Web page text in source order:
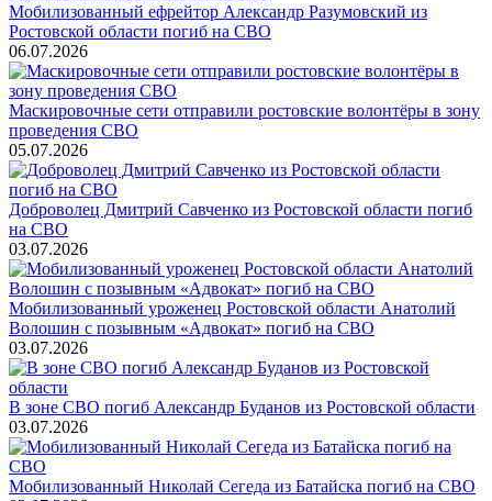
Мобилизованный ефрейтор Александр Разумовский из
Ростовской области погиб на СВО
06.07.2026
Маскировочные сети отправили ростовские волонтёры в зону
проведения СВО
05.07.2026
Доброволец Дмитрий Савченко из Ростовской области погиб
на СВО
03.07.2026
Мобилизованный уроженец Ростовской области Анатолий
Волошин с позывным «Адвокат» погиб на СВО
03.07.2026
В зоне СВО погиб Александр Буданов из Ростовской области
03.07.2026
Мобилизованный Николай Сегеда из Батайска погиб на СВО